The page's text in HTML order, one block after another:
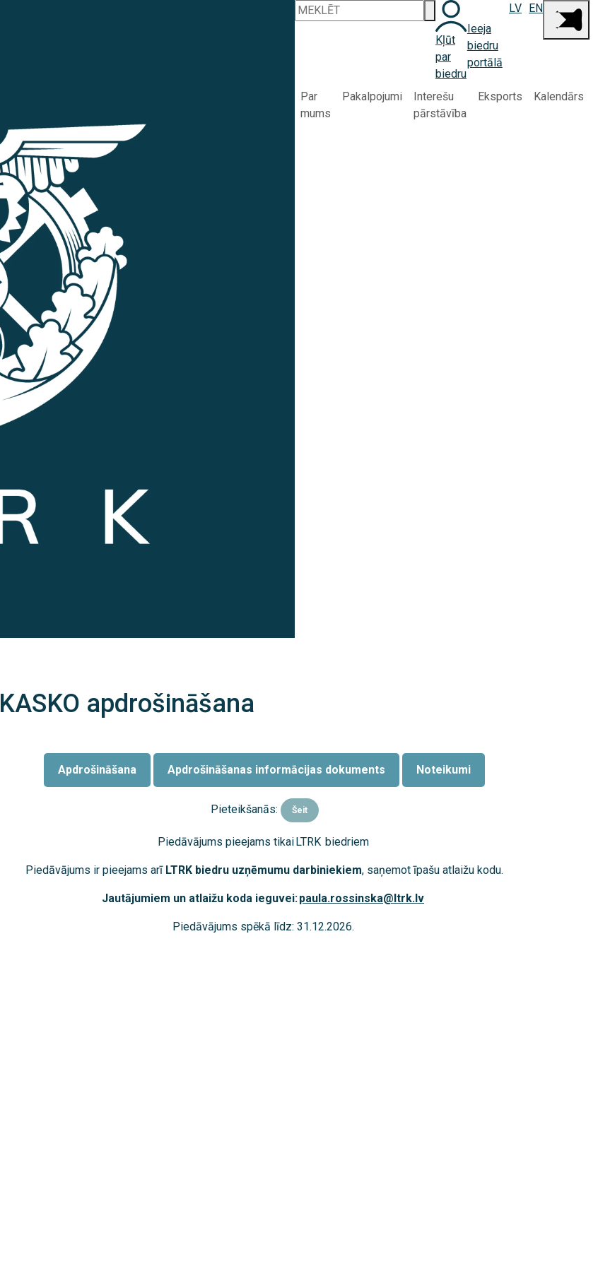
Kļūt
par
biedru
Ieeja
biedru
portālā
LV EN
Par
mums
Pakalpojumi
Interešu
pārstāvība
Eksports Kalendārs
KASKO apdrošināšana
Apdrošināšana Apdrošināšanas informācijas dokuments Noteikumi
Pieteikšanās: Šeit
Piedāvājums pieejams tikai LTRK biedriem
Piedāvājums ir pieejams arī LTRK biedru uzņēmumu darbiniekiem, saņemot īpašu atlaižu kodu.
Jautājumiem un atlaižu koda ieguvei:paula.rossinska@ltrk.lv
Piedāvājums spēkā līdz: 31.12.2026.